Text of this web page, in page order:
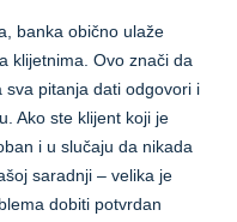
banka obično ulaže
klijetnima. Ovo znači da
pitanja dati odgovori i
Ako ste klijent koji je
i u slučaju da nikada
saradnji – velika je
dobiti potvrdan